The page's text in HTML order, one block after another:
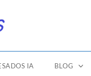
IA BLOG